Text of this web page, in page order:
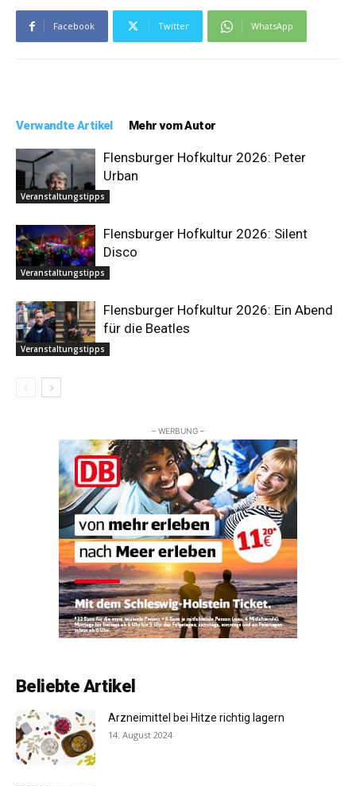
Facebook Twitter WhatsApp
Verwandte Artikel Mehr vom Autor
Veranstaltungstipps
Flensburger Hofkultur 2026: Peter
Urban
Veranstaltungstipps
Flensburger Hofkultur 2026: Silent
Disco
Veranstaltungstipps
Flensburger Hofkultur 2026: Ein Abend
für die Beatles
– WERBUNG –
Beliebte Artikel
Arzneimittel bei Hitze richtig lagern
14. August 2024